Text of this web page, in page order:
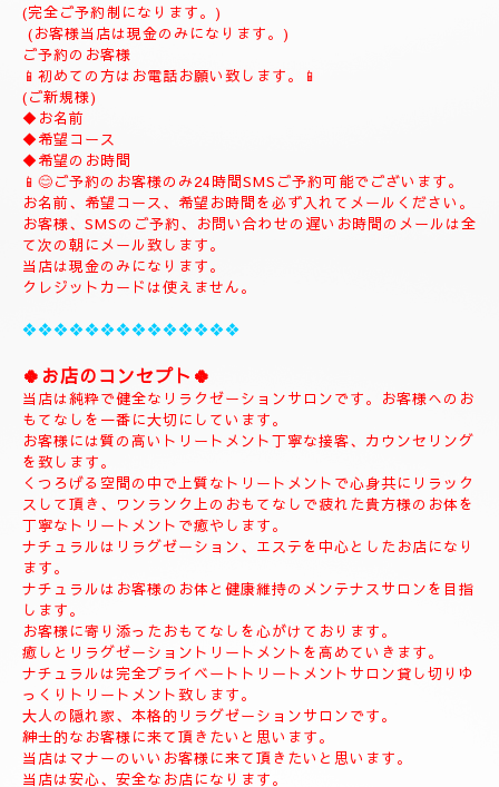
💎ナチュラルのホームページにようこそ
当店のHPをお選びいただき誠にありがとうございます。
📱090-1287-6359
(営業時間13:00～21:00)
(出張は最終受付22時迄になりますがそれ以降はご相談下さい。)
(完全ご予約制)
📱受付時間10時〜になります。📱
当日のご予約もご予約制になりますので、お早めのご予約でお願
い致します。
(お問い合わせは全てのお客様SMSのみ対応致します。)
SMSのご予約はお名前、入れてくださいね。
お電話のお客様はご予約のみ対応致します。
SMSでもご予約可能でございます。
📱ご新規様のご予約はお電話にてお願い致しす。📱
(お客様当店は現金のみになります。)
📱初めての方はお電話お願い致します。📱
(ご新規様)
◆お名前
◆希望コース
◆希望のお時間
📱😊ご予約のお客様のみ24時間SMSご予約可能でございます。
お名前、希望コース、希望お時間を必ず入れてメールください。
お客様、SMSのご予約、お問い合わせの遅いお時間のメールは全
て次の朝にメール致します。
当店は現金のみになります。
クレジットカードは使えません。
❖❖❖❖❖❖❖❖❖❖❖❖❖❖
🍀お店のコンセプト🍀
当店は純粋で健全なリラクゼーションサロンです。お客様へのお
もてなしを一番に大切にしています。
お客様には質の高いトリートメント丁寧な接客、カウンセリング
を致します。